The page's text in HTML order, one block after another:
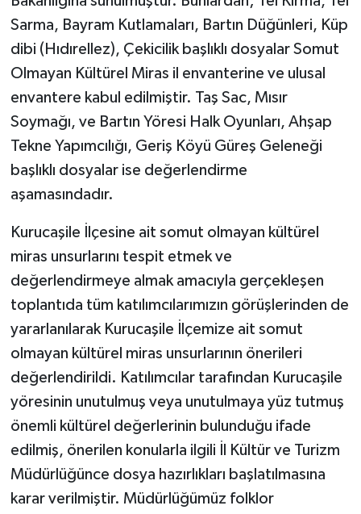
Sarma, Bayram Kutlamaları, Bartın Düğünleri, Küp
dibi (Hıdırellez), Çekicilik başlıklı dosyalar Somut
Olmayan Kültürel Miras il envanterine ve ulusal
envantere kabul edilmiştir. Taş Sac, Mısır
Soymağı, ve Bartın Yöresi Halk Oyunları, Ahşap
Tekne Yapımcılığı, Geriş Köyü Güreş Geleneği
başlıklı dosyalar ise değerlendirme
aşamasındadır.
Kurucaşile İlçesine ait somut olmayan kültürel
miras unsurlarını tespit etmek ve
değerlendirmeye almak amacıyla gerçekleşen
toplantıda tüm katılımcılarımızın görüşlerinden de
yararlanılarak Kurucaşile İlçemize ait somut
olmayan kültürel miras unsurlarının önerileri
değerlendirildi. Katılımcılar tarafından Kurucaşile
yöresinin unutulmuş veya unutulmaya yüz tutmuş
önemli kültürel değerlerinin bulunduğu ifade
edilmiş, önerilen konularla ilgili İl Kültür ve Turizm
Müdürlüğünce dosya hazırlıkları başlatılmasına
karar verilmiştir. Müdürlüğümüz folklor